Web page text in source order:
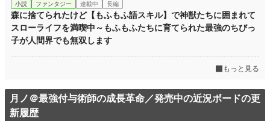
月間ポイント 826 pt (26,880 位)
年間ポイント 44,313 pt (11,423 位)
小説 ファンタジー 連載中 長編
森に捨てられたけど【もふもふ語スキル】で神獣たちに囲まれて
スローライフを満喫中～もふもふたちに育てられた最強のちびっ
子が人間界でも無双します
もっと見る
月ノ＠最強付与術師の成長革命／発売中の近況ボードの更
新履歴